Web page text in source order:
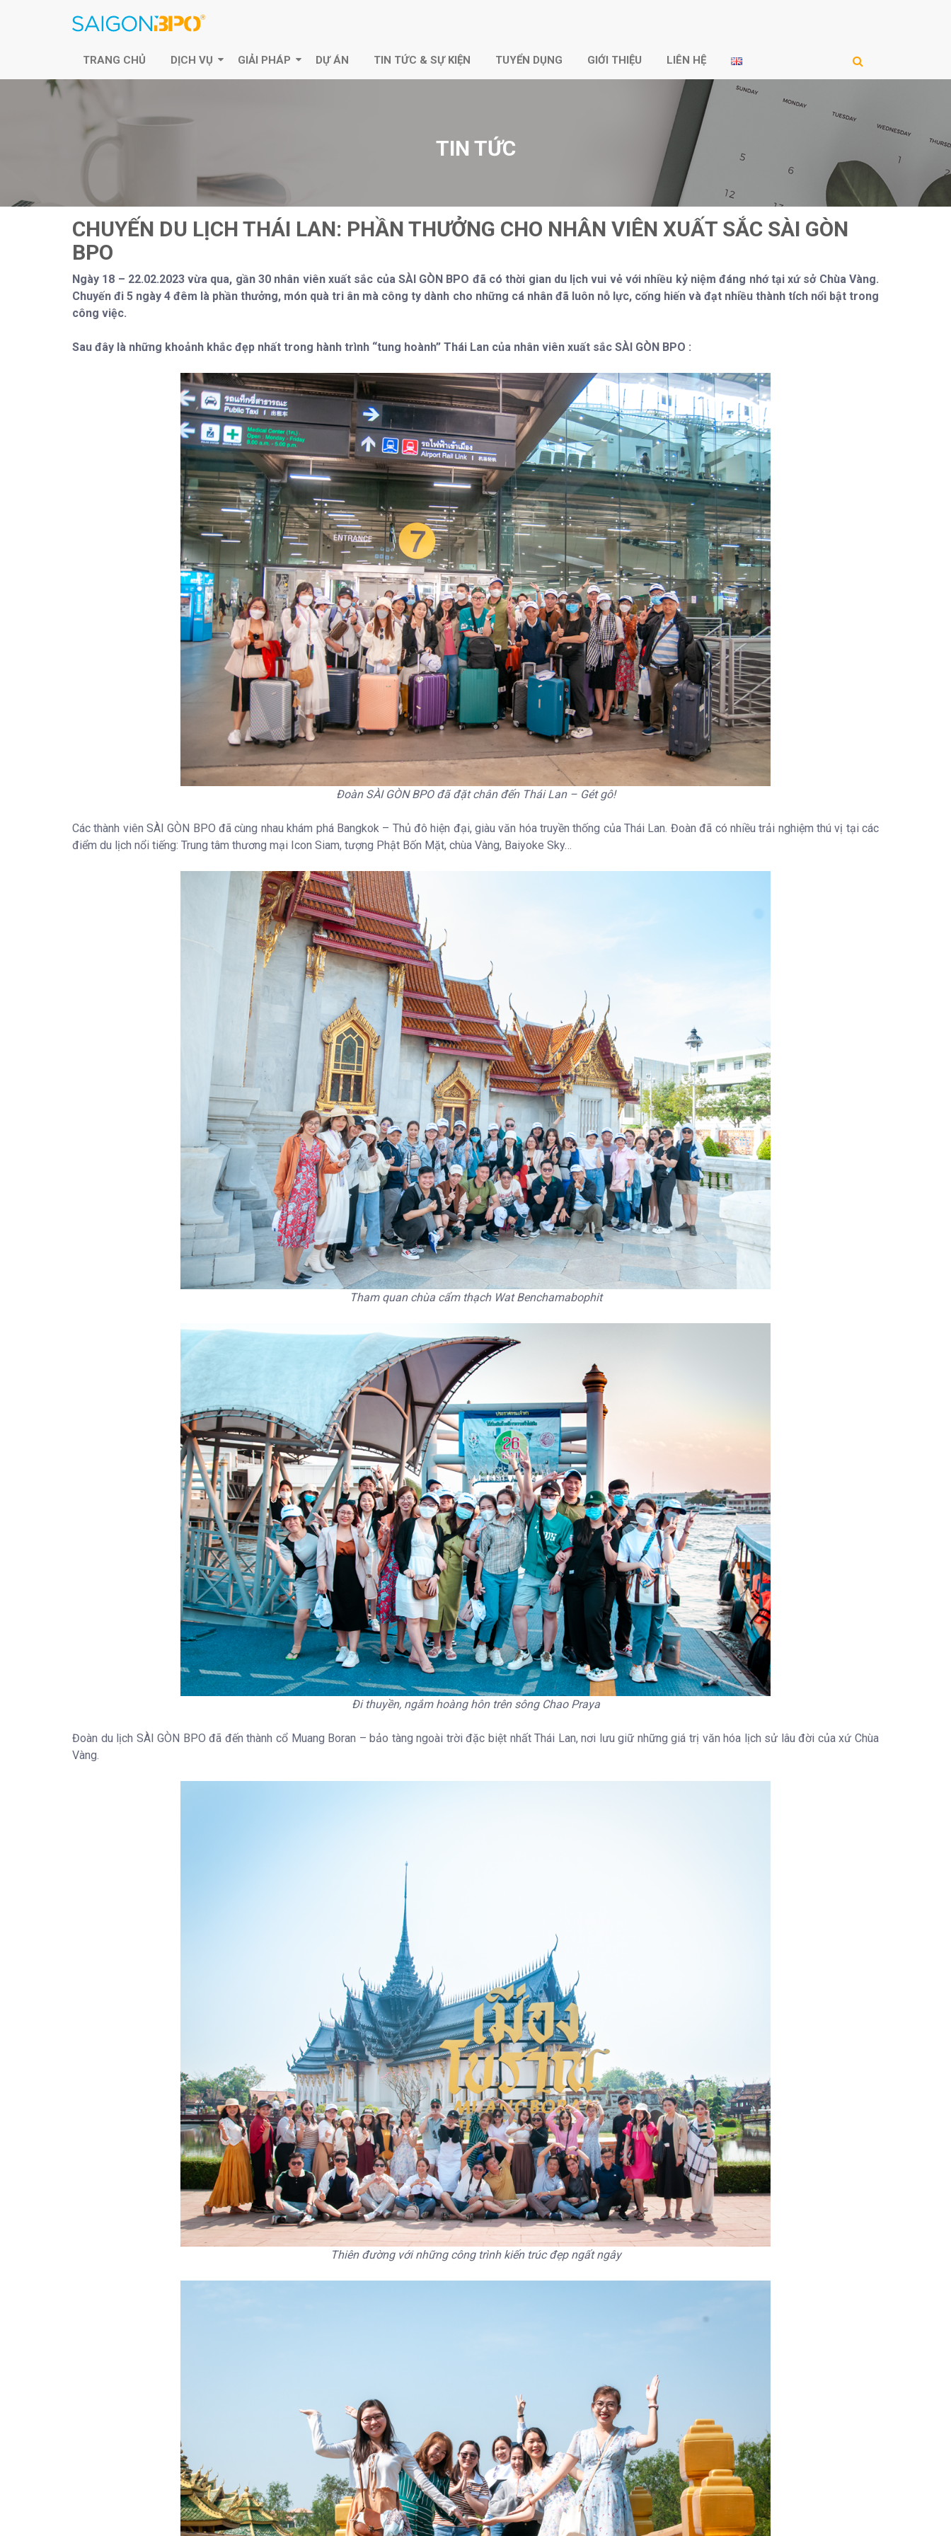
TRANG CHỦ DỊCH VỤ GIẢI PHÁP DỰ ÁN TIN TỨC & SỰ KIỆN TUYỂN DỤNG GIỚI THIỆU LIÊN HỆ
TIN TỨC
CHUYẾN DU LỊCH THÁI LAN: PHẦN THƯỞNG CHO NHÂN VIÊN XUẤT SẮC SÀI GÒN
BPO
Ngày 18 – 22.02.2023 vừa qua, gần 30 nhân viên xuất sắc của SÀI GÒN BPO đã có thời gian du lịch vui vẻ với nhiều kỷ niệm đáng nhớ tại xứ sở Chùa Vàng.
Chuyến đi 5 ngày 4 đêm là phần thưởng, món quà tri ân mà công ty dành cho những cá nhân đã luôn nỗ lực, cống hiến và đạt nhiều thành tích nổi bật trong
công việc.
Sau đây là những khoảnh khắc đẹp nhất trong hành trình “tung hoành” Thái Lan của nhân viên xuất sắc SÀI GÒN BPO :
Đoàn SÀI GÒN BPO đã đặt chân đến Thái Lan – Gét gô!
Các thành viên SÀI GÒN BPO đã cùng nhau khám phá Bangkok – Thủ đô hiện đại, giàu văn hóa truyền thống của Thái Lan. Đoàn đã có nhiều trải nghiệm thú vị tại các
điểm du lịch nổi tiếng: Trung tâm thương mại Icon Siam, tượng Phật Bốn Mặt, chùa Vàng, Baiyoke Sky…
Tham quan chùa cẩm thạch Wat Benchamabophit
Đi thuyền, ngắm hoàng hôn trên sông Chao Praya
Đoàn du lịch SÀI GÒN BPO đã đến thành cổ Muang Boran – bảo tàng ngoài trời đặc biệt nhất Thái Lan, nơi lưu giữ những giá trị văn hóa lịch sử lâu đời của xứ Chùa
Vàng.
Thiên đường với những công trình kiến trúc đẹp ngất ngây